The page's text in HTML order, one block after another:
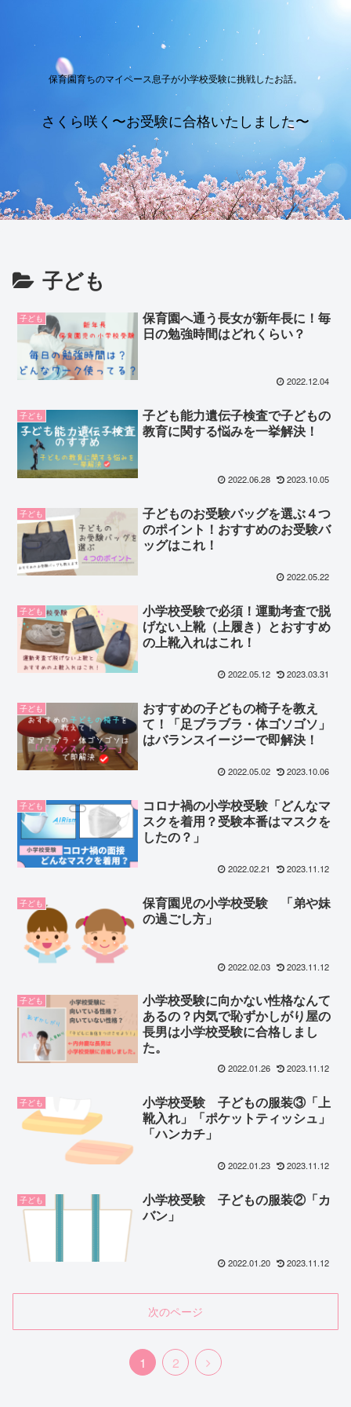
保育園育ちのマイペース息子が小学校受験に挑戦したお話。
さくら咲く〜お受験に合格いたしました〜
子ども
子ども
保育園へ通う長女が新年長に！毎
日の勉強時間はどれくらい？
2022.12.04
子ども
子ども能力遺伝子検査で子どもの
教育に関する悩みを一挙解決！
2022.06.28 2023.10.05
子ども
子どものお受験バッグを選ぶ４つ
のポイント！おすすめのお受験バ
ッグはこれ！
2022.05.22
子ども
小学校受験で必須！運動考査で脱
げない上靴（上履き）とおすすめ
の上靴入れはこれ！
2022.05.12 2023.03.31
子ども
おすすめの子どもの椅子を教え
て！「足ブラブラ・体ゴソゴソ」
はバランスイージーで即解決！
2022.05.02 2023.10.06
子ども
コロナ禍の小学校受験「どんなマ
スクを着用？受験本番はマスクを
したの？」
2022.02.21 2023.11.12
子ども
保育園児の小学校受験 「弟や妹
の過ごし方」
2022.02.03 2023.11.12
子ども
小学校受験に向かない性格なんて
あるの？内気で恥ずかしがり屋の
長男は小学校受験に合格しまし
た。
2022.01.26 2023.11.12
子ども
小学校受験 子どもの服装③「上
靴入れ」「ポケットティッシュ」
「ハンカチ」
2022.01.23 2023.11.12
子ども
小学校受験 子どもの服装②「カ
バン」
2022.01.20 2023.11.12
次のページ
1 2
次